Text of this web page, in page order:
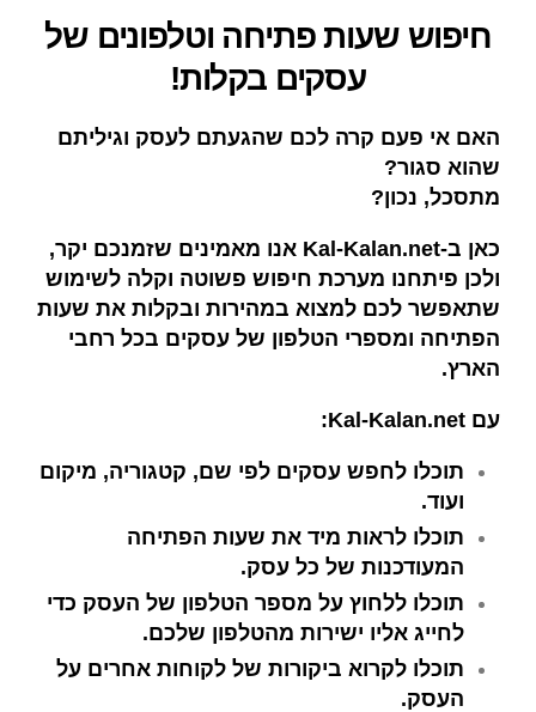
חיפוש שעות פתיחה וטלפונים של
עסקים בקלות!
האם אי פעם קרה לכם שהגעתם לעסק וגיליתם
שהוא סגור?
מתסכל, נכון?
כאן ב-Kal-Kalan.net אנו מאמינים שזמנכם יקר,
ולכן פיתחנו מערכת חיפוש פשוטה וקלה לשימוש
שתאפשר לכם למצוא במהירות ובקלות את שעות
הפתיחה ומספרי הטלפון של עסקים בכל רחבי
הארץ.
עם Kal-Kalan.net:
תוכלו לחפש עסקים לפי שם, קטגוריה, מיקום
ועוד.
תוכלו לראות מיד את שעות הפתיחה
המעודכנות של כל עסק.
תוכלו ללחוץ על מספר הטלפון של העסק כדי
לחייג אליו ישירות מהטלפון שלכם.
תוכלו לקרוא ביקורות של לקוחות אחרים על
העסק.